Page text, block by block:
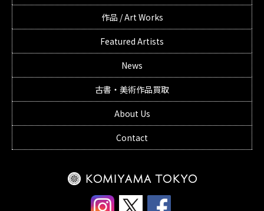
作品 / Art Works
Featured Artists
News
古書・美術作品買取
About Us
Contact